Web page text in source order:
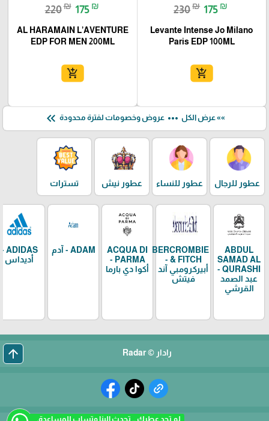
لم تجد عطرك .. تحدث الينا وتساب للمساعدة.
230₪ 175 ₪
Levante Intense Jo Milano
Paris EDP 100ML
add_shopping_cart
220₪ 175 ₪
AL HARAMAIN L’AVENTURE
EDP FOR MEN 200ML
add_shopping_cart
»» عرض الكل more_horiz عروض وخصومات لفترة محدودة keyboard_double_arrow_left
عطور للرجال عطور للنساء عطور نيش تسترات
ABDUL
SAMAD AL
QURASHI -
عبد الصمد
القرشي
ABERCROMBIE
& FITCH -
أبيركرومبي آند
فيتش
ACQUA DI
PARMA -
أكوا دي بارما
ADAM - آدم
ADIDAS -
أديداس
رادار © Radar arrow_upward